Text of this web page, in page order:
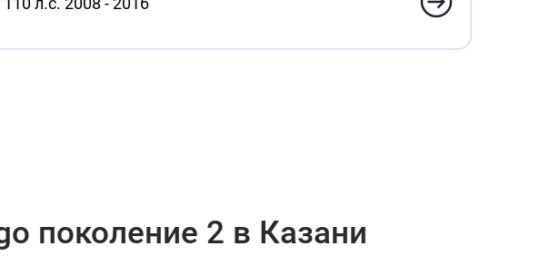
поколение 2 в Казани